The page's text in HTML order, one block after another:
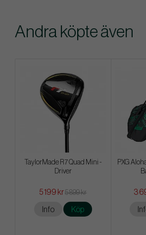
Andra köpte även
TaylorMade R7 Quad Mini -
Driver
5 199 kr5 899 kr
Info Köp
PXG
3